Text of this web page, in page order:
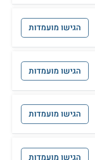
הגישו מועמדות
הגישו מועמדות
הגישו מועמדות
הגישו מועמדות